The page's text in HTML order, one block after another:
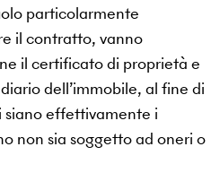
particolarmente
il contratto, vanno
il certificato di proprietà e
dell’immobile, al fine di
effettivamente i
non sia soggetto ad oneri o